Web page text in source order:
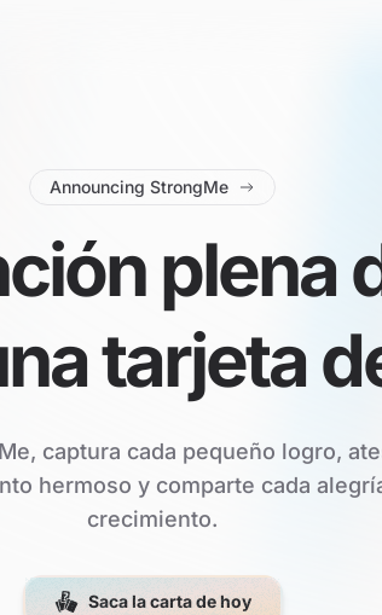
Announcing StrongMe
plena
tarjeta
captura cada pequeño logro,
hermoso y comparte cada
crecimiento.
Saca la carta de hoy